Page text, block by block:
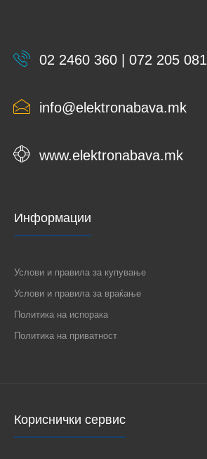
02 2460 360 | 072 205 081
info@elektronabava.mk
www.elektronabava.mk
Информации
Услови и правила за купување
Услови и правила за враќање
Политика на испорака
Политика на приватност
Кориснички сервис